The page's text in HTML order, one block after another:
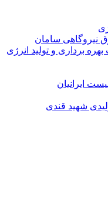
نیروگاهی سامان
برداری و تولید انرژی
ایرانیان
شهید قندی